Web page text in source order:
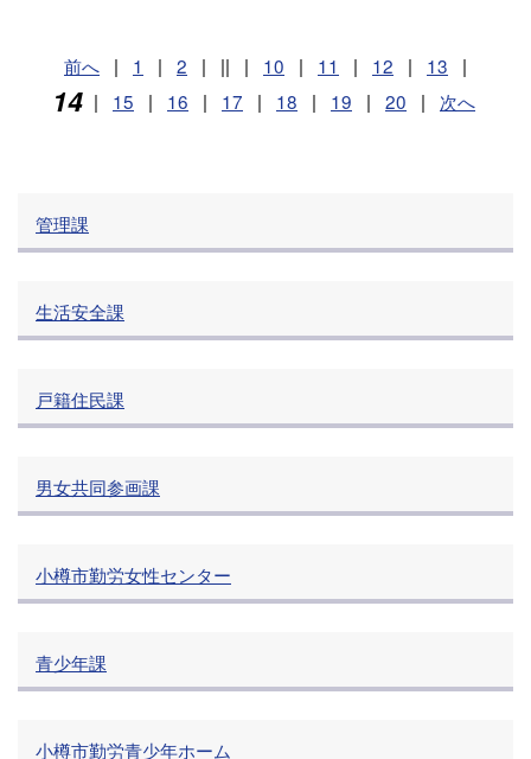
前へ | 1 | 2 | || | 10 | 11 | 12 | 13 |
14 | 15 | 16 | 17 | 18 | 19 | 20 | 次へ
管理課
生活安全課
戸籍住民課
男女共同参画課
小樽市勤労女性センター
青少年課
小樽市勤労青少年ホーム